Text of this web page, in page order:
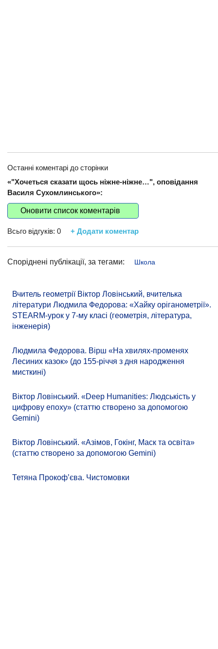
Останні коментарі до сторінки
«"Хочеться сказати щось ніжне-ніжне…", оповідання
Василя Сухомлинського»:
Оновити список коментарів
Всьго відгуків: 0 + Додати коментар
Споріднені публікації, за тегами: Школа
Вчитель геометрії Віктор Ловінський, вчителька
літератури Людмила Федорова: «Хайку оріганометрії».
STEARM-урок у 7-му класі (геометрія, література,
інженерія)
Людмила Федорова. Вірш «На хвилях-променях
Лесиних казок» (до 155-річчя з дня народження
мисткині)
Віктор Ловінський. «Deep Humanities: Людськість у
цифрову епоху» (статтю створено за допомогою
Gemini)
Віктор Ловінський. «Азімов, Гокінг, Маск та освіта»
(статтю створено за допомогою Gemini)
Тетяна Прокоф’єва. Чистомовки